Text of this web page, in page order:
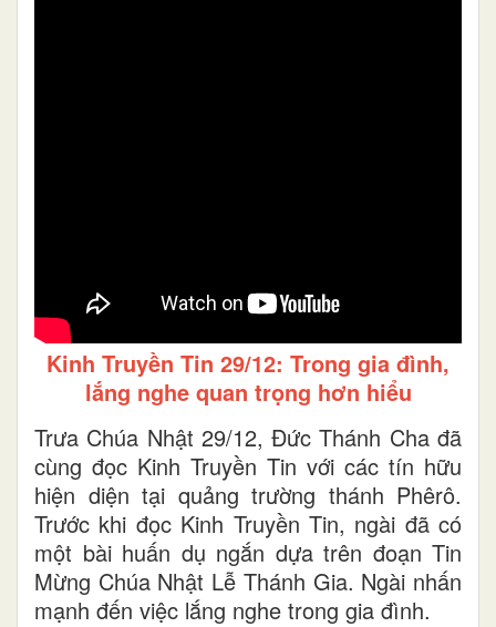
Kinh Truyền Tin 29/12: Trong gia đình,
lắng nghe quan trọng hơn hiểu
Trưa Chúa Nhật 29/12, Đức Thánh Cha đã
cùng đọc Kinh Truyền Tin với các tín hữu
hiện diện tại quảng trường thánh Phêrô.
Trước khi đọc Kinh Truyền Tin, ngài đã có
một bài huấn dụ ngắn dựa trên đoạn Tin
Mừng Chúa Nhật Lễ Thánh Gia. Ngài nhấn
mạnh đến việc lắng nghe trong gia đình.